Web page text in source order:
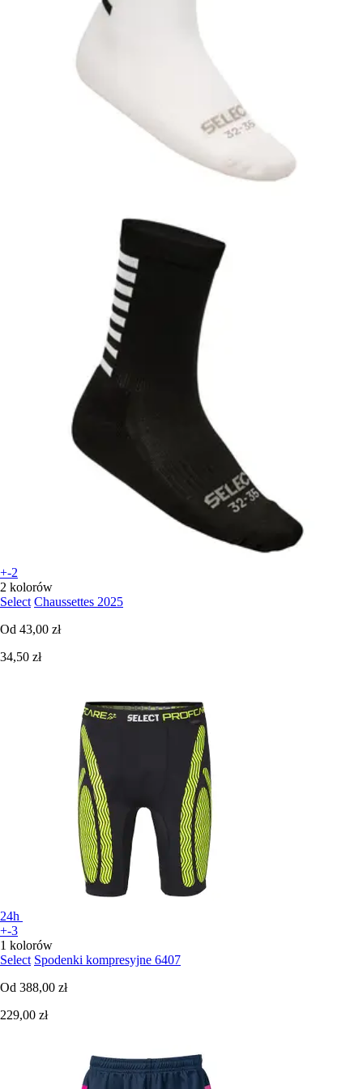
+-2
2 kolorów
Select Chaussettes 2025
Od 43,00 zł
34,50 zł
24h
+-3
1 kolorów
Select Spodenki kompresyjne 6407
Od 388,00 zł
229,00 zł